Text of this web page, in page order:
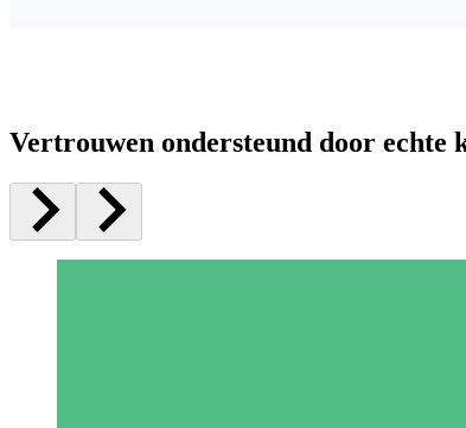
Vertrouwen ondersteund door echte